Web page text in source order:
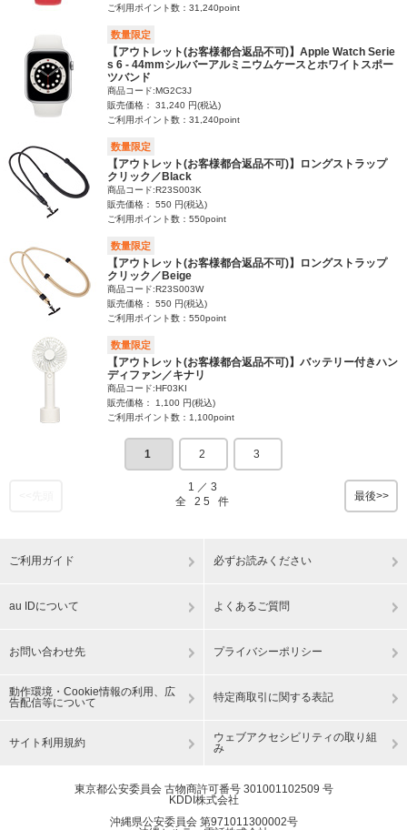
ご利用ポイント数：31,240point
数量限定
【アウトレット(お客様都合返品不可)】Apple Watch Serie
s 6 - 44mmシルバーアルミニウムケースとホワイトスポー
ツバンド
商品コード:MG2C3J
販売価格： 31,240 円(税込)
ご利用ポイント数：31,240point
数量限定
【アウトレット(お客様都合返品不可)】ロングストラップ
クリック／Black
商品コード:R23S003K
販売価格： 550 円(税込)
ご利用ポイント数：550point
数量限定
【アウトレット(お客様都合返品不可)】ロングストラップ
クリック／Beige
商品コード:R23S003W
販売価格： 550 円(税込)
ご利用ポイント数：550point
数量限定
【アウトレット(お客様都合返品不可)】バッテリー付きハン
ディファン／キナリ
商品コード:HF03KI
販売価格： 1,100 円(税込)
ご利用ポイント数：1,100point
1 2 3
最後>>
1 ／ 3
全 25 件
ご利用ガイド 必ずお読みください
au IDについて よくあるご質問
お問い合わせ先 プライバシーポリシー
動作環境・Cookie情報の利用、広
告配信等について
特定商取引に関する表記
サイト利用規約
ウェブアクセシビリティの取り組
み
東京都公安委員会 古物商許可番号 301001102509 号
KDDI株式会社
沖縄県公安委員会 第971011300002号